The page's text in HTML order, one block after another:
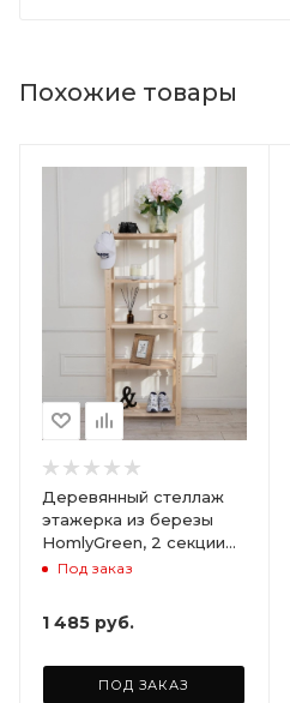
Похожие товары
Деревянный стеллаж
этажерка из березы
HomlyGreen, 2 секции
на 5 полок. Размер
Под заказ
1 485 руб.
ПОД ЗАКАЗ